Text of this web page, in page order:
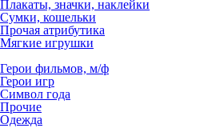
Плакаты, значки, наклейки
Сумки, кошельки
Прочая атрибутика
Мягкие игрушки
Герои фильмов, м/ф
Герои игр
Символ года
Прочие
Одежда